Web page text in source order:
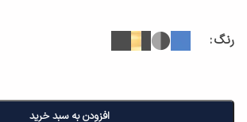
رنگ
افزودن به سبد خرید